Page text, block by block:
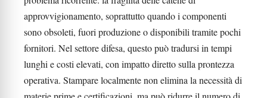
approvvigionamento, soprattutto quando i componenti
sono obsoleti, fuori produzione o disponibili tramite pochi
fornitori. Nel settore difesa, questo può tradursi in tempi
lunghi e costi elevati, con impatto diretto sulla prontezza
operativa. Stampare localmente non elimina la necessità di